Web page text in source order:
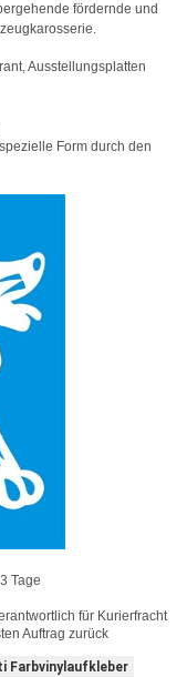
fördernde und
Ausstellungsplatten
Form durch den
Tage
für Kurierfracht
Auftrag zurück
Farbvinylaufkleber